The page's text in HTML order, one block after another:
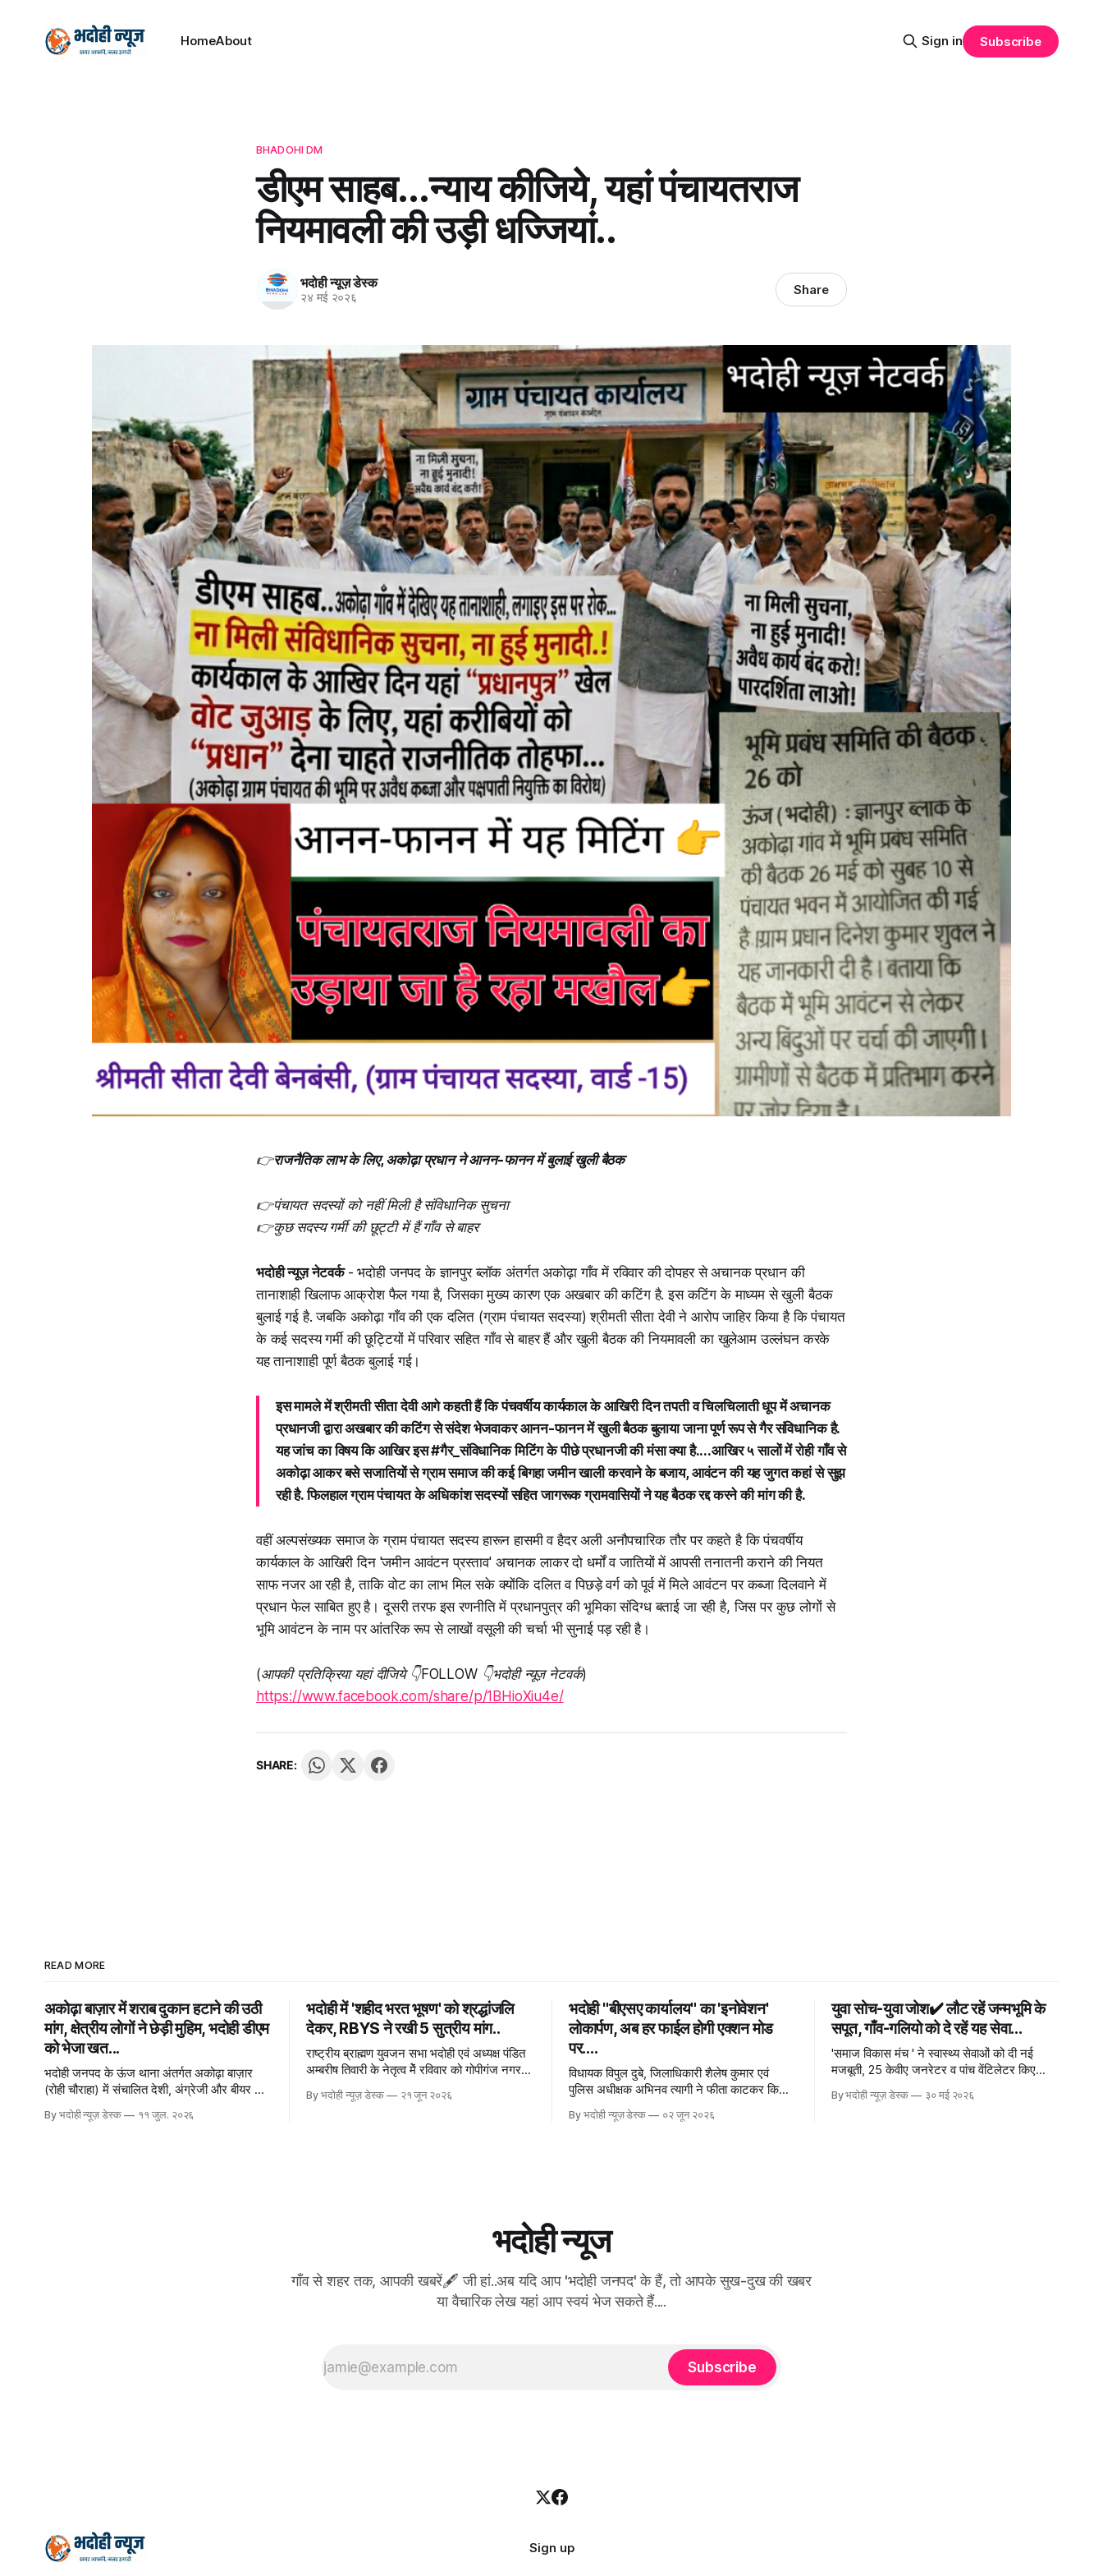
HomeAbout Sign in Subscribe
BHADOHI DM
डीएम साहब...न्याय कीजिये, यहां पंचायतराज
नियमावली की उड़ी धज्जियां..
भदोही न्यूज़ डेस्क
२४ मई २०२६ Share
👉राजनैतिक लाभ के लिए, अकोढ़ा प्रधान ने आनन-फानन में बुलाई खुली बैठक
👉पंचायत सदस्यों को नहीं मिली है संविधानिक सुचना
👉कुछ सदस्य गर्मी की छूट्टी में हैं गाँव से बाहर
भदोही न्यूज़ नेटवर्क - भदोही जनपद के ज्ञानपुर ब्लॉक अंतर्गत अकोढ़ा गाँव में रविवार की दोपहर से अचानक प्रधान की
तानाशाही खिलाफ आक्रोश फैल गया है, जिसका मुख्य कारण एक अखबार की कटिंग है. इस कटिंग के माध्यम से खुली बैठक
बुलाई गई है. जबकि अकोढ़ा गाँव की एक दलित (ग्राम पंचायत सदस्या) श्रीमती सीता देवी ने आरोप जाहिर किया है कि पंचायत
के कई सदस्य गर्मी की छूट्टियों में परिवार सहित गाँव से बाहर हैं और खुली बैठक की नियमावली का खुलेआम उल्लंघन करके
यह तानाशाही पूर्ण बैठक बुलाई गई।
इस मामले में श्रीमती सीता देवी आगे कहती हैं कि पंचवर्षीय कार्यकाल के आखिरी दिन तपती व चिलचिलाती धूप में अचानक
प्रधानजी द्वारा अखबार की कटिंग से संदेश भेजवाकर आनन-फानन में खुली बैठक बुलाया जाना पूर्ण रूप से गैर संविधानिक है.
यह जांच का विषय कि आखिर इस #गैर_संविधानिक मिटिंग के पीछे प्रधानजी की मंसा क्या है....आखिर ५ सालों में रोही गाँव से
अकोढ़ा आकर बसे सजातियों से ग्राम समाज की कई बिगहा जमीन खाली करवाने के बजाय, आवंटन की यह जुगत कहां से सुझ
रही है. फिलहाल ग्राम पंचायत के अधिकांश सदस्यों सहित जागरूक ग्रामवासियों ने यह बैठक रद्द करने की मांग की है.
वहीं अल्पसंख्यक समाज के ग्राम पंचायत सदस्य हारून हासमी व हैदर अली अनौपचारिक तौर पर कहते है कि पंचवर्षीय
कार्यकाल के आखिरी दिन 'जमीन आवंटन प्रस्ताव' अचानक लाकर दो धर्मों व जातियों में आपसी तनातनी कराने की नियत
साफ नजर आ रही है, ताकि वोट का लाभ मिल सके क्योंकि दलित व पिछड़े वर्ग को पूर्व में मिले आवंटन पर कब्जा दिलवाने में
प्रधान फेल साबित हुए है। दूसरी तरफ इस रणनीति में प्रधानपुत्र की भूमिका संदिग्ध बताई जा रही है, जिस पर कुछ लोगों से
भूमि आवंटन के नाम पर आंतरिक रूप से लाखों वसूली की चर्चा भी सुनाई पड़ रही है।
(आपकी प्रतिक्रिया यहां दीजिये 👇FOLLOW 👇भदोही न्यूज़ नेटवर्क)
https://www.facebook.com/share/p/1BHioXiu4e/
SHARE:
READ MORE
अकोढ़ा बाज़ार में शराब दुकान हटाने की उठी
मांग, क्षेत्रीय लोगों ने छेड़ी मुहिम, भदोही डीएम
को भेजा खत...
भदोही जनपद के ऊंज थाना अंतर्गत अकोढ़ा बाज़ार
(रोही चौराहा) में संचालित देशी, अंग्रेजी और बीयर की
दुकान को हटाने की मांग की गईं है। अकोढ़
By भदोही न्यूज़ डेस्क ११ जुल. २०२६
भदोही में 'शहीद भरत भूषण' को श्रद्धांजलि
देकर, RBYS ने रखी 5 सुत्रीय मांग..
राष्ट्रीय ब्राह्मण युवजन सभा भदोही एवं अध्यक्ष पंडित
अम्बरीष तिवारी के नेतृत्व मेें रविवार को गोपीगंज नगर
स्थित बाबा बड़े शिव
By भदोही न्यूज़ डेस्क २१ जून २०२६
भदोही "बीएसए कार्यालय" का 'इनोवेशन'
लोकार्पण, अब हर फाईल होगी एक्शन मोड
पर....
विधायक विपुल दुबे, जिलाधिकारी शैलेष कुमार एवं
पुलिस अधीक्षक अभिनव त्यागी ने फीता काटकर किया
शुभारंभ 2 जून - भदोही न्यूज़
By भदोही न्यूज़ डेस्क ०२ जून २०२६
युवा सोच-युवा जोश✔️ लौट रहें जन्मभूमि के
सपूत, गाँव-गलियो को दे रहें यह सेवा...
'समाज विकास मंच ' ने स्वास्थ्य सेवाओं को दी नई
मजबूती, 25 केवीए जनरेटर व पांच वेंटिलेटर किए
समर्पित 30 मई भदोही न्यूज़ नेटवर्
By भदोही न्यूज़ डेस्क ३० मई २०२६
भदोही न्यूज
गाँव से शहर तक, आपकी खबरें🖋 जी हां..अब यदि आप 'भदोही जनपद' के हैं, तो आपके सुख-दुख की खबर
या वैचारिक लेख यहां आप स्वयं भेज सकते हैं....
Subscribe
Sign up